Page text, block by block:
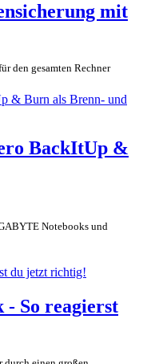
mit
den gesamten Rechner
BackItUp &
Notebooks und
- So reagierst